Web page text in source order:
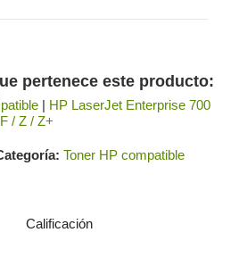
pertenece este producto:
| HP LaserJet Enterprise 700
/ Z / Z+
Toner HP compatible
Calificación